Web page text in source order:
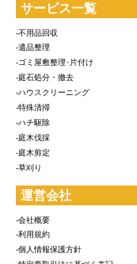
サービス一覧
-不用品回収
-遺品整理
-ゴミ屋敷整理･片付け
-庭石処分・撤去
-ハウスクリーニング
-特殊清掃
-ハチ駆除
-庭木伐採
-庭木剪定
-草刈り
運営会社
-会社概要
-利用規約
-個人情報保護方針